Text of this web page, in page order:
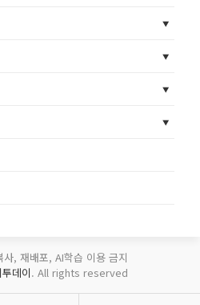
, 재배포, AI학습 이용 금지
투데이. All rights reserved